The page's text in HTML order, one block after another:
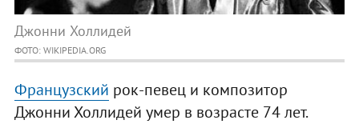
Джонни Холлидей
ФОТО: WIKIPEDIA.ORG
Французский рок-певец и композитор
Джонни Холлидей умер в возрасте 74 лет.